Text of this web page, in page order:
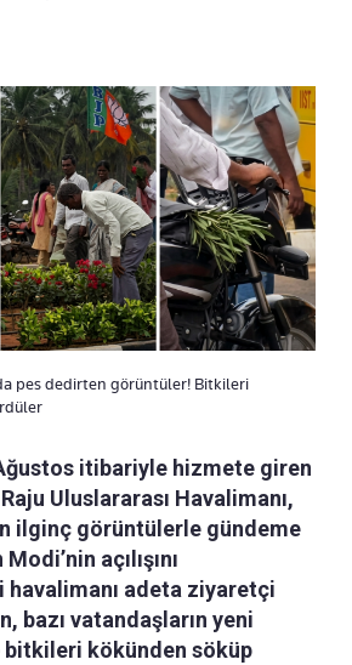
pes dedirten görüntüler! Bitkileri
itibariyle hizmete giren
Uluslararası Havalimanı,
ilginç görüntülerle gündeme
açılışını
adeta ziyaretçi
bazı vatandaşların yeni
kökünden söküp